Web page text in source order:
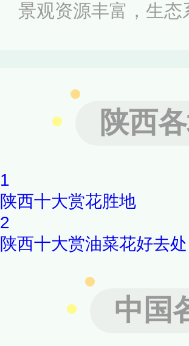
景观资源丰富，生
户外体育活动营地
陕西
1
陕西十大赏花胜地
2
陕西十大赏油菜花好去处
中国